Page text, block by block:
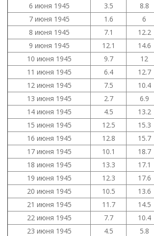
6 июня 1945
3.5 8.8
7 июня 1945
1.6 6
8 июня 1945
7.1 12.2
9 июня 1945
12.1 14.6
10 июня 1945
9.7 12
11 июня 1945
6.4 12.7
12 июня 1945
7.5 10.4
13 июня 1945
2.7 6.9
14 июня 1945
4.5 13.2
15 июня 1945
12.5 15.3
16 июня 1945
12.8 15.7
17 июня 1945
10.1 18.7
18 июня 1945
13.3 17.1
19 июня 1945
12.3 17.6
20 июня 1945
10.5 13.6
21 июня 1945
11.7 14.5
22 июня 1945
7.7 10.4
23 июня 1945
4.5 5.8